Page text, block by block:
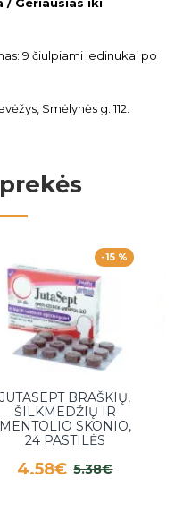
9 čiulpiami ledinukai po
Smėlynės g. 112.
-15 %
JUTASEPT BRAŠKIŲ,
ŠILKMEDŽIŲ IR
MENTOLIO SKONIO,
24 PASTILĖS
4.58€ 5.38€